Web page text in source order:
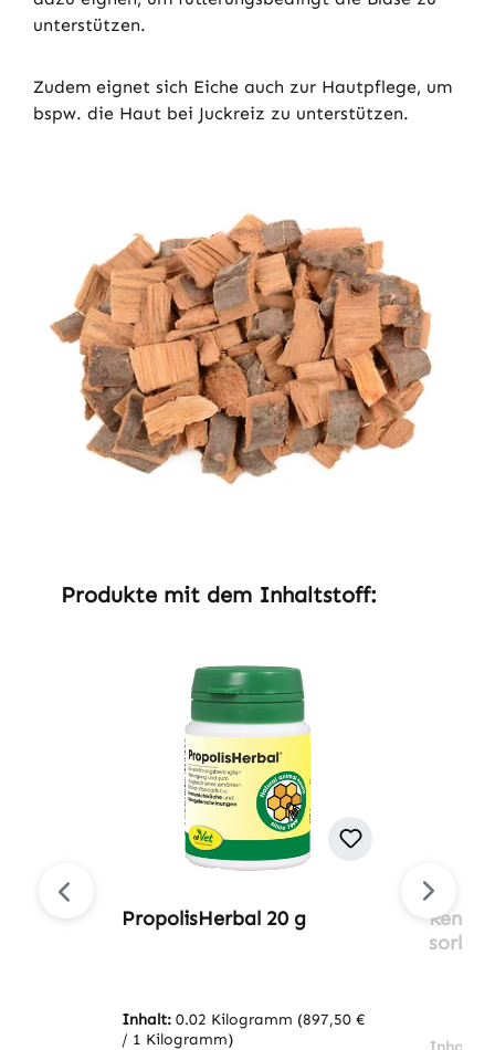
unterstützen.
Zudem eignet sich Eiche auch zur Hautpflege, um
bspw. die Haut bei Juckreiz zu unterstützen.
Produktgalerie überspringen
Produkte mit dem Inhaltstoff:
PropolisHerbal 20 g
Inhalt: 0.02 Kilogramm (897,50 €
/ 1 Kilogramm)
sorbe-